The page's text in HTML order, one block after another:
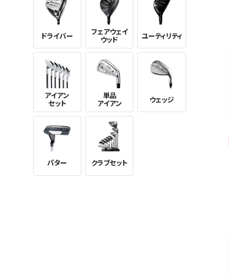
ドライバー
フェアウェイ
ウッド
ユーティリティ
アイアン
セット
単品
アイアン
ウェッジ
パター クラブセット